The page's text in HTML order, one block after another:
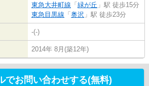
東急大井町線 「 緑が丘 」駅 徒歩15分
東急目黒線 「 奥沢 」駅 徒歩23分
-(-)
2014年 8月(築12年)
でお問い合わせする(無料)